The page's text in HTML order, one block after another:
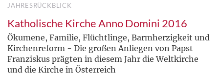
JAHRESRÜCKBLICK
Katholische Kirche Anno Domini 2016
Ökumene, Familie, Flüchtlinge, Barmherzigkeit und
Kirchenreform - Die großen Anliegen von Papst
Franziskus prägten in diesem Jahr die Weltkirche
und die Kirche in Österreich